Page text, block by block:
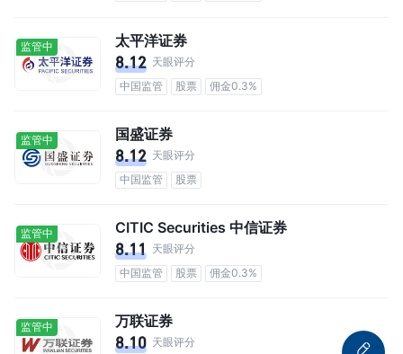
监管中 太平洋证券
8.12 天眼评分
中国监管
股票 佣金0.3%
监管中 国盛证券
8.12 天眼评分
中国监管
股票
监管中 CITIC Securities 中信证券
8.11 天眼评分
中国监管
股票 佣金0.3%
监管中 万联证券
8.10 天眼评分